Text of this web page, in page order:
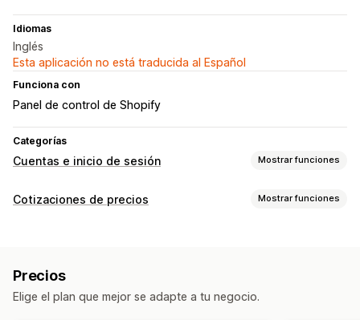
Idiomas
Inglés
Esta aplicación no está traducida al Español
Funciona con
Panel de control de Shopify
Categorías
Cuentas e inicio de sesión Mostrar funciones
Inicio de sesión del cliente
Formularios de registro
Control de acceso
Cotizaciones de precios Mostrar funciones
Aprobación automática
Personalización
Precios
Elige el plan que mejor se adapte a tu negocio.